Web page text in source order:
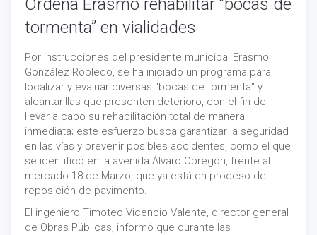
Ordena Erasmo rehabilitar “bocas de
tormenta” en vialidades
Por instrucciones del presidente municipal Erasmo
González Robledo, se ha iniciado un programa para
localizar y evaluar diversas "bocas de tormenta" y
alcantarillas que presenten deterioro, con el fin de
llevar a cabo su rehabilitación total de manera
inmediata; este esfuerzo busca garantizar la seguridad
en las vías y prevenir posibles accidentes, como el que
se identificó en la avenida Álvaro Obregón, frente al
mercado 18 de Marzo, que ya está en proceso de
reposición de pavimento.
El ingeniero Timoteo Vicencio Valente, director general
de Obras Públicas, informó que durante las